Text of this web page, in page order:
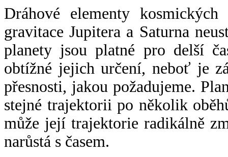
Dráhové elementy
gravitace Jupitera a Saturna
planety jsou platné pro delší
obtížné jejich určení, neboť je
přesnosti, jakou požadujeme.
stejné trajektorii po několik
může její trajektorie radikálně
narůstá s časem.